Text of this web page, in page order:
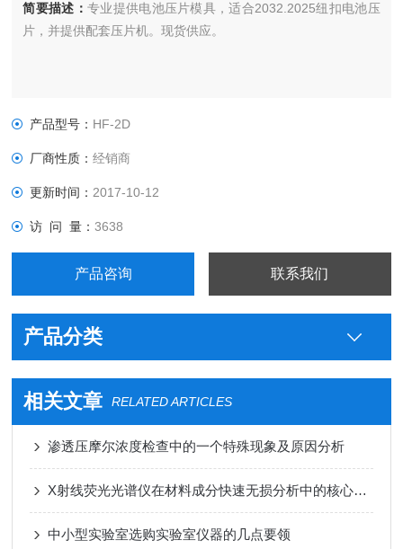
简要描述： 专业提供电池压片模具，适合2032.2025纽扣电池压
片，并提供配套压片机。现货供应。
产品型号： HF-2D
厂商性质：经销商
更新时间： 2017-10-12
访 问 量：3638
产品咨询 联系我们
产品分类
相关文章 RELATED ARTICLES
渗透压摩尔浓度检查中的一个特殊现象及原因分析
X射线荧光光谱仪在材料成分快速无损分析中的核心优势与应用
中小型实验室选购实验室仪器的几点要领